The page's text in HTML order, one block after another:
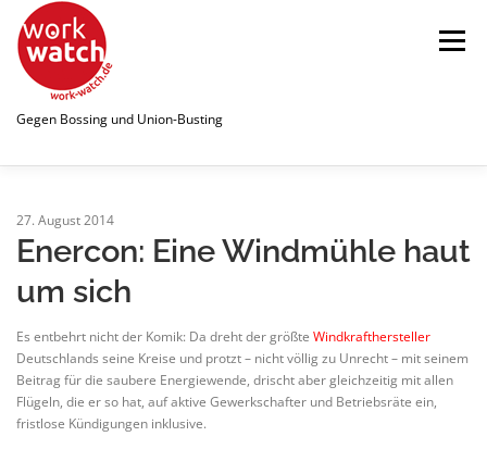
Inhalt
springen
Gegen Bossing und Union-Busting
Menü
ÜBER UNS
27. August 2014
Enercon: Eine Windmühle haut
um sich
Es entbehrt nicht der Komik: Da dreht der größte Windkrafthersteller
Deutschlands seine Kreise und protzt – nicht völlig zu Unrecht – mit seinem
Beitrag für die saubere Energiewende, drischt aber gleichzeitig mit allen
Flügeln, die er so hat, auf aktive Gewerkschafter und Betriebsräte ein,
fristlose Kündigungen inklusive.